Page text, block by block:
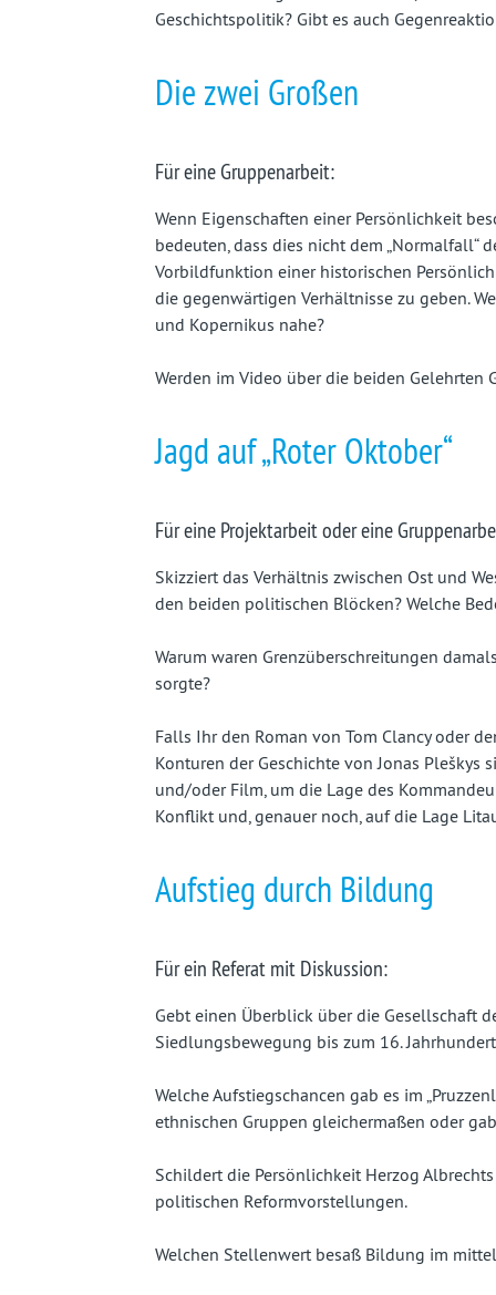
Geschichtspolitik? Gibt es auch
Die zwei Großen
Für eine Gruppenarbeit:
Wenn Eigenschaften einer Persönlichkeit
bedeuten, dass dies nicht dem „Normalfall“
Vorbildfunktion einer historischen
die gegenwärtigen Verhältnisse zu geben.
und Kopernikus nahe?
Werden im Video über die beiden Gelehrten
Jagd auf „Roter Oktober“
Für eine Projektarbeit oder eine
Skizziert das Verhältnis zwischen Ost und
den beiden politischen Blöcken? Welche
Warum waren Grenzüberschreitungen
sorgte?
Falls Ihr den Roman von Tom Clancy oder
Konturen der Geschichte von Jonas
und/oder Film, um die Lage des
Konflikt und, genauer noch, auf die Lage
Aufstieg durch Bildung
Für ein Referat mit Diskussion:
Gebt einen Überblick über die Gesellschaft
Siedlungsbewegung bis zum 16.
Welche Aufstiegschancen gab es im
ethnischen Gruppen gleichermaßen oder
Schildert die Persönlichkeit Herzog
politischen Reformvorstellungen.
Welchen Stellenwert besaß Bildung im